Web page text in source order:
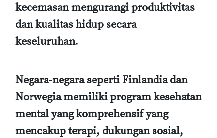
kecemasan mengurangi produktivitas
dan kualitas hidup secara
keseluruhan.
Negara-negara seperti Finlandia dan
Norwegia memiliki program kesehatan
mental yang komprehensif yang
mencakup terapi, dukungan sosial,